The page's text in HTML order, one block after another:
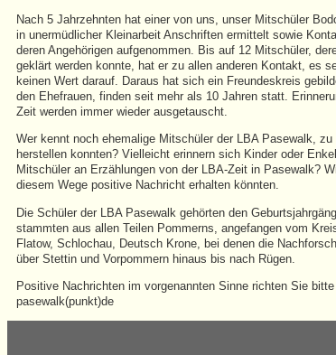
Nach 5 Jahrzehnten hat einer von uns, unser Mitschüler
in unermüdlicher Kleinarbeit Anschriften ermittelt sowie
deren Angehörigen aufgenommen. Bis auf 12 Mitschüler,
geklärt werden konnte, hat er zu allen anderen Kontakt, es
keinen Wert darauf. Daraus hat sich ein Freundeskreis
den Ehefrauen, finden seit mehr als 10 Jahren statt.
Zeit werden immer wieder ausgetauscht.
Wer kennt noch ehemalige Mitschüler der LBA Pasewalk,
herstellen konnten? Vielleicht erinnern sich Kinder oder
Mitschüler an Erzählungen von der LBA-Zeit in Pasewalk?
diesem Wege positive Nachricht erhalten könnten.
Die Schüler der LBA Pasewalk gehörten den
stammten aus allen Teilen Pommerns, angefangen vom
Flatow, Schlochau, Deutsch Krone, bei denen die
über Stettin und Vorpommern hinaus bis nach Rügen.
Positive Nachrichten im vorgenannten Sinne richten Sie
pasewalk(punkt)de